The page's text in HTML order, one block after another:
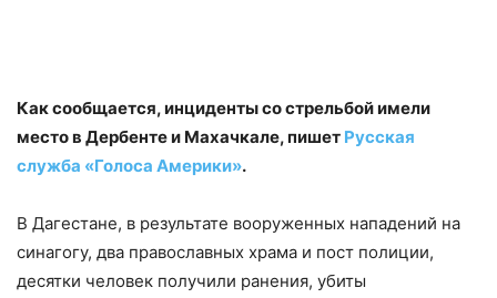
Как сообщается, инциденты со стрельбой имели
место в Дербенте и Махачкале, пишет Русская
служба «Голоса Америки».
В Дагестане, в результате вооруженных нападений на
синагогу, два православных храма и пост полиции,
десятки человек получили ранения, убиты